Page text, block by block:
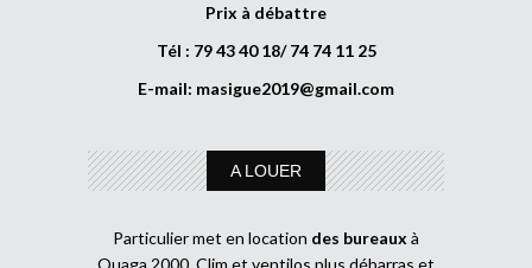
Prix à débattre
Tél : 79 43 40 18/ 74 74 11 25
E-mail: masigue2019@gmail.com
A LOUER
Particulier met en location des bureaux à
Ouaga 2000. Clim et ventilos plus débarras et